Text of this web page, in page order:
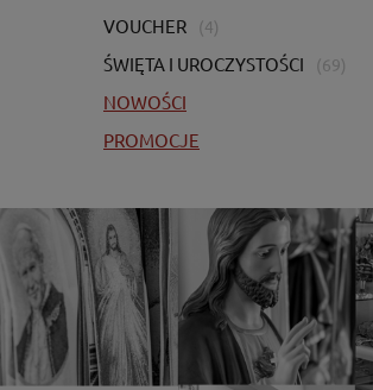
VOUCHER (4)
ŚWIĘTA I UROCZYSTOŚCI (69)
NOWOŚCI
PROMOCJE